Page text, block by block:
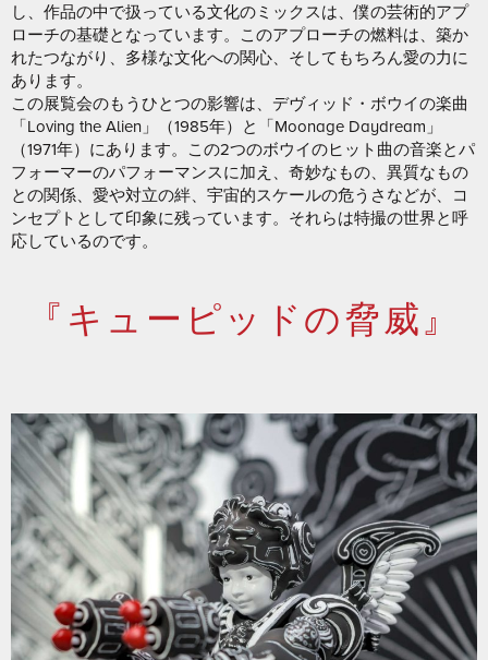
し、作品の中で扱っている文化のミックスは、僕の芸術的アプ
ローチの基礎となっています。このアプローチの燃料は、築か
れたつながり、多様な文化への関心、そしてもちろん愛の力に
あります。
この展覧会のもうひとつの影響は、デヴィッド・ボウイの楽曲
「Loving the Alien」（1985年）と「Moonage Daydream」
（1971年）にあります。この2つのボウイのヒット曲の音楽とパ
フォーマーのパフォーマンスに加え、奇妙なもの、異質なもの
との関係、愛や対立の絆、宇宙的スケールの危うさなどが、コ
ンセプトとして印象に残っています。それらは特撮の世界と呼
応しているのです。
『キューピッドの脅威』